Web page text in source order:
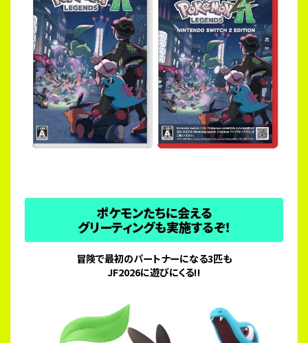
ポケモンたちに会える
グリーティングも実施するぞ！
冒険で最初のパートナーになる3匹も
JF2026に遊びにくる!!